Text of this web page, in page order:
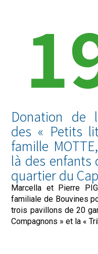
Donation de
des « Petits
famille
là des enfants
quartier du
Marcella et Pierre
familiale de Bouvines
trois pavillons de 20
Compagnons » et la «